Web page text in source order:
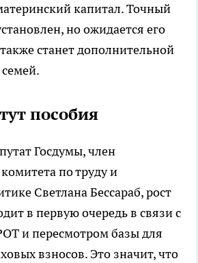
капитал. Точный
но ожидается его
станет дополнительной
пособия
Госдумы, член
по труду и
Светлана Бессараб, рост
в первую очередь в связи с
и пересмотром базы для
взносов. Это значит, что